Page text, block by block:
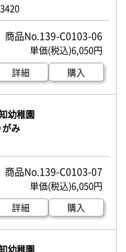
139-C0103-06
6,050円
詳細
購入
幼稚園
み
139-C0103-07
6,050円
詳細
購入
幼稚園